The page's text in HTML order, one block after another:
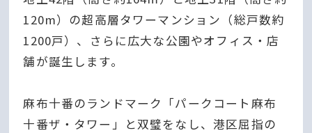
120m）の超高層タワーマンション（総戸数約
1200戸）、さらに広大な公園やオフィス・店
舗が誕生します。
麻布十番のランドマーク「パークコート麻布
十番ザ・タワー」と双璧をなし、港区屈指の